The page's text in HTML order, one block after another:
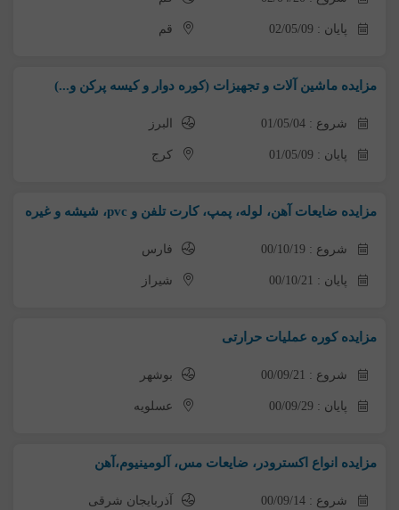
پایان : 02/05/09 قم
مزایده ماشین آلات و تجهیزات (کوره دوار و کیسه پرکن و...)
شروع : 01/05/04 البرز
پایان : 01/05/09 کرج
مزایده ضایعات آهن، لوله، پمپ، کارت تلفن و pvc، شیشه و غیره
شروع : 00/10/19 فارس
پایان : 00/10/21 شیراز
مزایده کوره عملیات حرارتی
شروع : 00/09/21 بوشهر
پایان : 00/09/29 عسلویه
مزایده انواع اکسترودر، ضایعات مس، آلومینیوم،آهن
شروع : 00/09/14 آذربایجان شرقی